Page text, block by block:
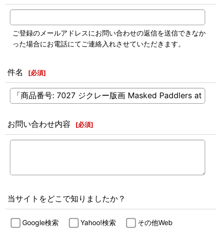
ご登録のメールアドレスにお問い合わせの返信を送信できなか
った場合にお電話にてご連絡入れさせていただきます。
件名 [必須]
お問い合わせ内容 [必須]
当サイトをどこで知りましたか？
Google検索 Yahoo!検索
その他Web